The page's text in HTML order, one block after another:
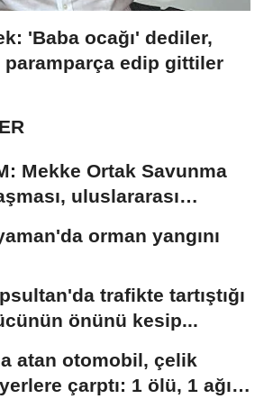
'Baba ocağı' dediler,
edip gittiler
Mekke Ortak Savunma
uluslararası
orman yangını
trafikte tartıştığı
önünü kesip...
atan otomobil, çelik
çarptı: 1 ölü, 1 ağır